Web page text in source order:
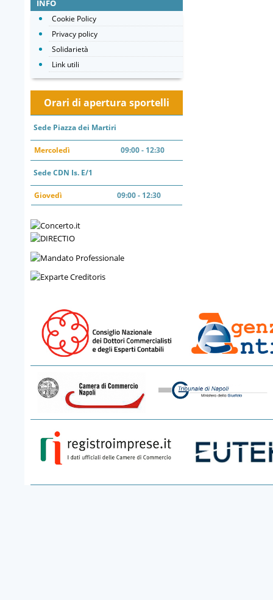
INFO
Cookie Policy
Privacy policy
Solidarietà
Link utili
Orari di apertura sportelli
Sede Piazza dei Martiri
Mercoledì 09:00 - 12:30
Sede CDN Is. E/1
Giovedì 09:00 - 12:30